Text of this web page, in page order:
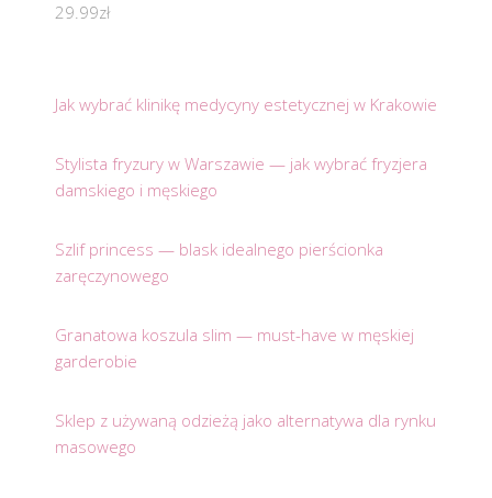
29.99zł
Jak wybrać klinikę medycyny estetycznej w Krakowie
Stylista fryzury w Warszawie — jak wybrać fryzjera
damskiego i męskiego
Szlif princess — blask idealnego pierścionka
zaręczynowego
Granatowa koszula slim — must-have w męskiej
garderobie
Sklep z używaną odzieżą jako alternatywa dla rynku
masowego